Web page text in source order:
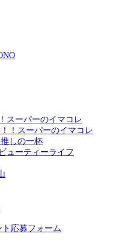
スーパーのイマコレ
！スーパーのイマコレ
しの一杯
ューティーライフ
ト応募フォーム